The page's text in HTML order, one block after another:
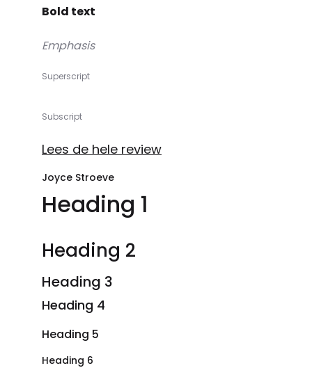
Bold text
Emphasis
Superscript
Subscript
Lees de hele review
Joyce Stroeve
Heading 1
Heading 2
Heading 3
Heading 4
Heading 5
Heading 6